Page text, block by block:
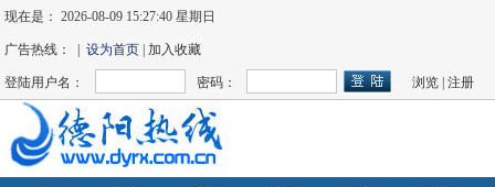
现在是：2026-08-09 15:27:41 星期日
广告热线： |设为首页 | 加入收藏
登陆用户名： 密码： 浏览 |注册